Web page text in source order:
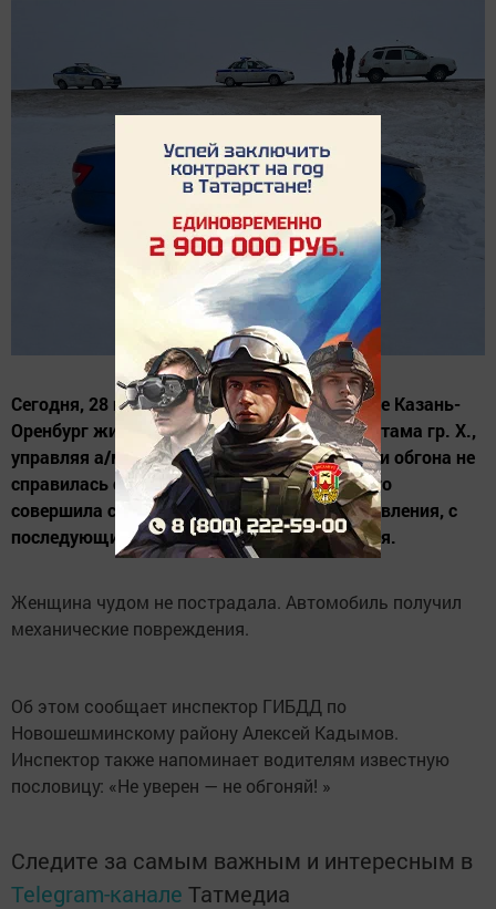
Сегодня, 28 ноября 2023 года, на автодороге Казань-
Оренбург жительница поселка Нижняя Мактама гр. Х.,
управляя а/м «Лада гранта» при совершении обгона не
справилась с управлением, в результате чего
совершила съезд в кювет встречного направления, с
последующим опрокидыванием автомобиля.
Женщина чудом не пострадала. Автомобиль получил
механические повреждения.
Об этом сообщает инспектор ГИБДД по
Новошешминскому району Алексей Кадымов.
Инспектор также напоминает водителям известную
пословицу: «Не уверен — не обгоняй! »
Следите за самым важным и интересным в
Telegram-канале Татмедиа